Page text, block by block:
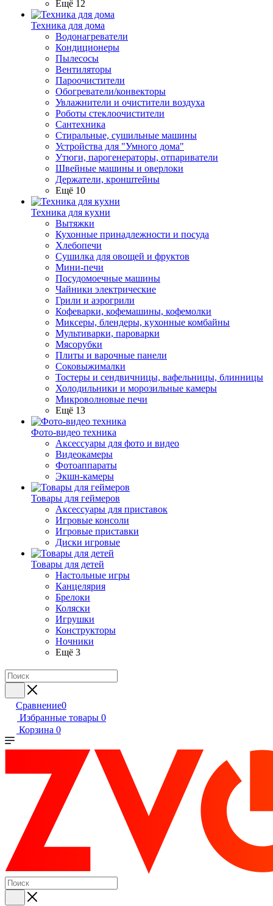
Ещё 12
Техника для дома
Водонагреватели
Кондиционеры
Пылесосы
Вентиляторы
Пароочистители
Обогреватели/конвекторы
Увлажнители и очистители воздуха
Роботы стеклоочистители
Сантехника
Стиральные, сушильные машины
Устройства для "Умного дома"
Утюги, парогенераторы, отпариватели
Швейные машины и оверлоки
Держатели, кронштейны
Ещё 10
Техника для кухни
Вытяжки
Кухонные принадлежности и посуда
Хлебопечи
Сушилка для овощей и фруктов
Мини-печи
Посудомоечные машины
Чайники электрические
Грили и аэрогрили
Кофеварки, кофемашины, кофемолки
Миксеры, блендеры, кухонные комбайны
Мультиварки, пароварки
Мясорубки
Плиты и варочные панели
Соковыжималки
Тостеры и сендвичницы, вафельницы, блинницы
Холодильники и морозильные камеры
Микроволновые печи
Ещё 13
Фото-видео техника
Аксессуары для фото и видео
Видеокамеры
Фотоаппараты
Экшн-камеры
Товары для геймеров
Аксессуары для приставок
Игровые консоли
Игровые приставки
Диски игровые
Товары для детей
Настольные игры
Канцелярия
Брелоки
Коляски
Игрушки
Конструкторы
Ночники
Ещё 3
Сравнение0
Избранные товары 0
Корзина 0